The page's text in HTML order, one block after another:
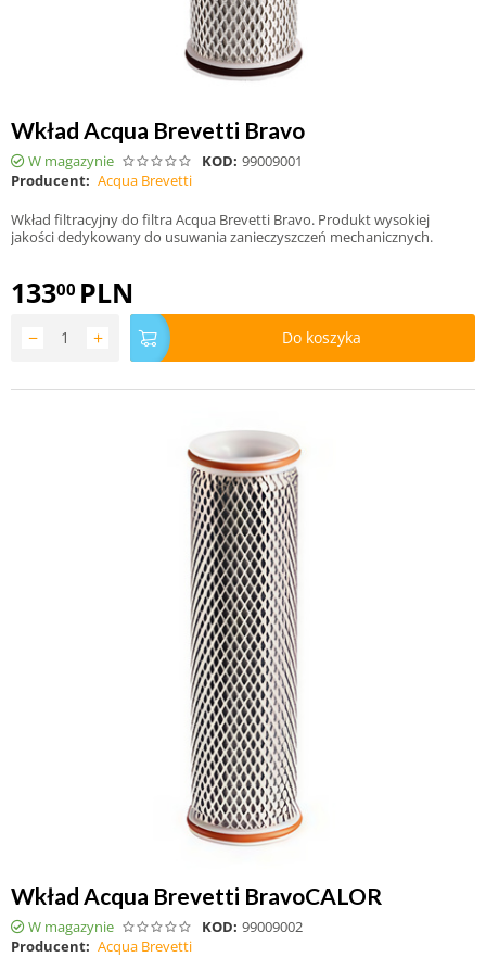
Wkład Acqua Brevetti Bravo
W magazynie KOD: 99009001
Producent: Acqua Brevetti
Wkład filtracyjny do filtra Acqua Brevetti Bravo. Produkt wysokiej
jakości dedykowany do usuwania zanieczyszczeń mechanicznych.
13300 PLN
+
− Do koszyka
Wkład Acqua Brevetti BravoCALOR
W magazynie KOD: 99009002
Producent: Acqua Brevetti